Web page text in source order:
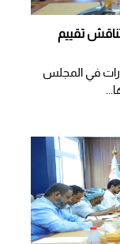
تقييم
في المجلس